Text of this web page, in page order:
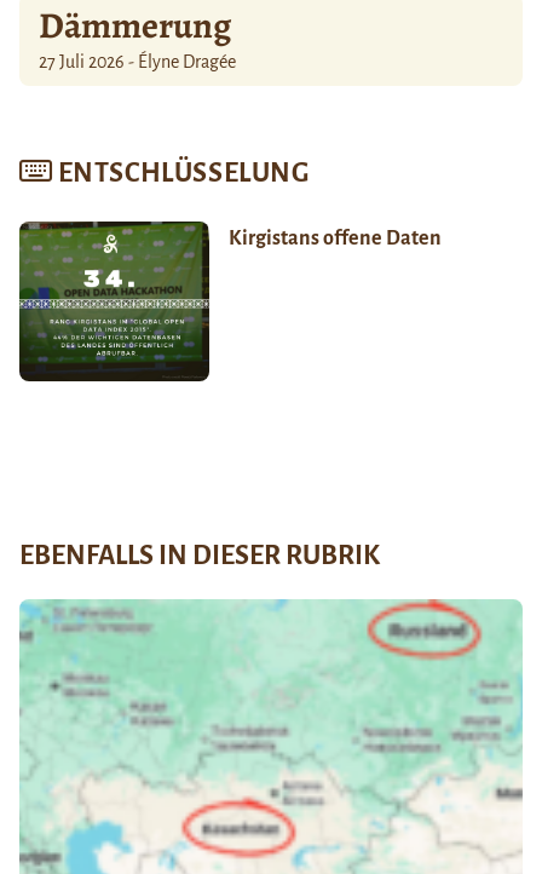
Dämmerung
27 Juli 2026 - Élyne Dragée
ENTSCHLÜSSELUNG
Kirgistans offene Daten
EBENFALLS IN DIESER RUBRIK